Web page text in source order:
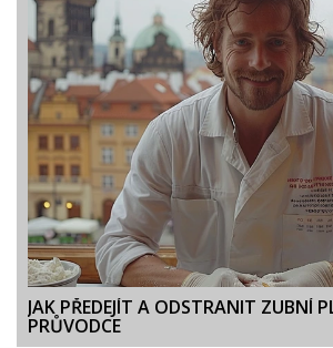
JAK PŘEDEJÍT A ODSTRANIT ZUBNÍ
PRŮVODCE